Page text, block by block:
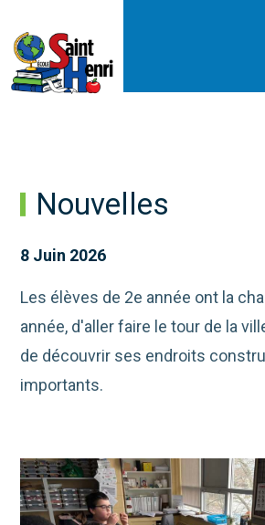
Nouvelles
8 Juin 2026
Les élèves de 2e année ont la
année, d'aller faire le tour de la
de découvrir ses endroits
importants.